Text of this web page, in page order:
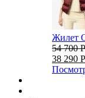
Жилет
54 700 Р
38 290 Р